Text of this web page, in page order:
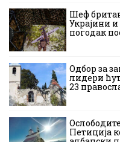
Шеф
Украјини и
погодак
Одбор за
лидери
23
Петиција